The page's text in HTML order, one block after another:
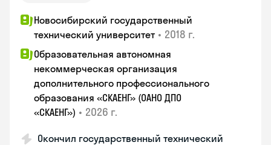
Новосибирский государственный
технический университет • 2018 г.
Образовательная автономная
некоммерческая организация
дополнительного профессионального
образования «СКАЕНГ» (ОАНО ДПО
«СКАЕНГ») • 2026 г.
Окончил государственный технический